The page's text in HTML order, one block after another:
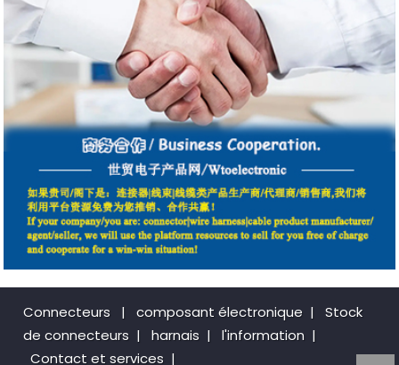
Connecteurs | composant électronique |
Stock
de connecteurs | harnais | l'information |
Contact et services |